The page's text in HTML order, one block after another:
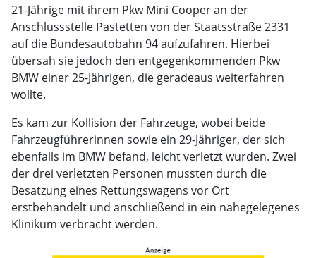
21-Jährige mit ihrem Pkw Mini Cooper an der
Anschlussstelle Pastetten von der Staatsstraße 2331
auf die Bundesautobahn 94 aufzufahren. Hierbei
übersah sie jedoch den entgegenkommenden Pkw
BMW einer 25-Jährigen, die geradeaus weiterfahren
wollte.
Es kam zur Kollision der Fahrzeuge, wobei beide
Fahrzeugführerinnen sowie ein 29-Jähriger, der sich
ebenfalls im BMW befand, leicht verletzt wurden. Zwei
der drei verletzten Personen mussten durch die
Besatzung eines Rettungswagens vor Ort
erstbehandelt und anschließend in ein nahegelegenes
Klinikum verbracht werden.